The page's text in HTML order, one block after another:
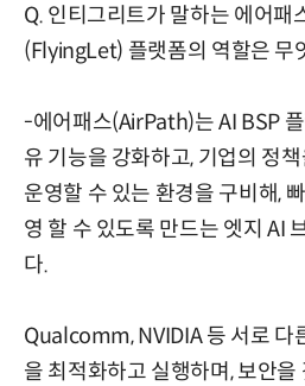
Q. 인티그리트가 말하는 에어
(FlyingLet) 플랫폼의 역할은 무
-에어패스(AirPath)는 AI BSP
유 기능을 강화하고, 기업의 정
운영할 수 있는 환경을 구비해,
영 할 수 있도록 만드는 엣지 AI
다.
Qualcomm, NVIDIA 등 서로 다
을 최적화하고 실행하며, 보안